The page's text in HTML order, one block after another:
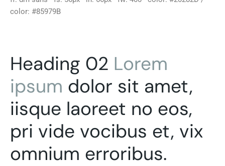
color: #85979B
Heading 02 Lorem
ipsum dolor sit amet,
iisque laoreet no eos,
pri vide vocibus et, vix
omnium erroribus.